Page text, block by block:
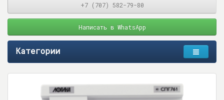
+7 (707) 582-79-80
Написать в WhatsApp
Категории